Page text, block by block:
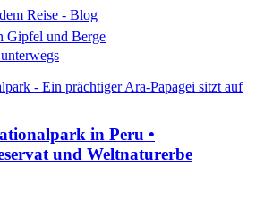
Reise - Blog
Gipfel und Berge
in Peru •
und Weltnaturerbe